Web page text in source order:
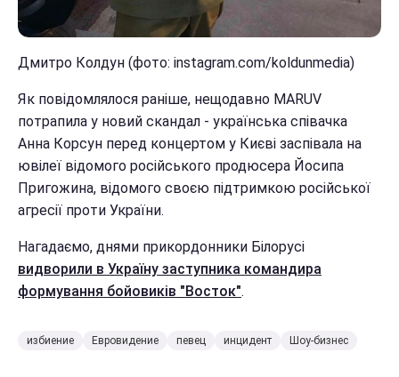
Дмитро Колдун (фото: instagram.com/koldunmedia)
Як повідомлялося раніше, нещодавно MARUV
потрапила у новий скандал - українська співачка
Анна Корсун перед концертом у Києві заспівала на
ювілеї відомого російського продюсера Йосипа
Пригожина, відомого своєю підтримкою російської
агресії проти України.
Нагадаємо, днями прикордонники Білорусі
видворили в Україну заступника командира
формування бойовиків "Восток".
избиение Евровидение певец инцидент Шоу-бизнес